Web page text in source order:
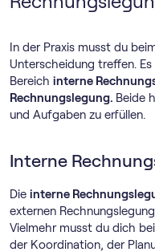
In der Praxis musst du
Unterscheidung treffen.
Bereich interne
Rechnungslegung. Beide
und Aufgaben zu erfüllen.
Interne
Die interne
externen Rechnungslegung
Vielmehr musst du dich
der Koordination, der